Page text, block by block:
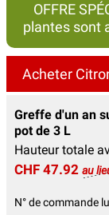
OFFRE
plantes sont
Acheter
Greffe d'un an
pot de 3 L
Hauteur totale
CHF 47.92 au
N° de commande